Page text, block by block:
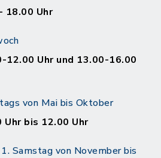
18.00 Uhr
12.00 Uhr und 13.00-16.00
von Mai bis Oktober
Uhr bis 12.00 Uhr
Samstag von November bis